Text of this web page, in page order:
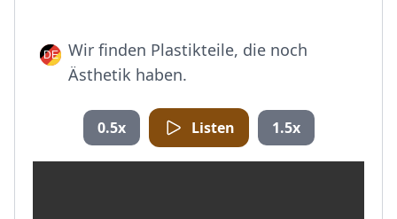
Wir finden Plastikteile, die noch
Ästhetik haben.
0.5x Listen 1.5x